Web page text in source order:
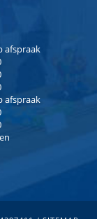
afspraak
afspraak